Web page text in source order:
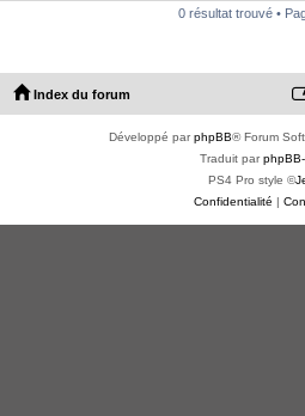
0 résultat trouvé •
Index du forum
Développé parphpBB® Forum
Traduit par
PS4 Pro style ©
Confidentialité |